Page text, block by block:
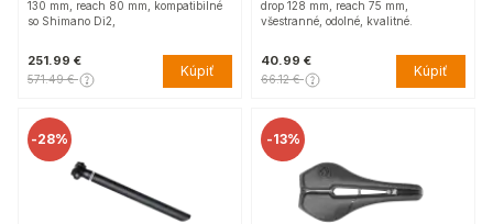
130 mm, reach 80 mm, kompatibilné
so Shimano Di2,
251.99 €
571.49 € Kúpiť
drop 128 mm, reach 75 mm,
všestranné, odolné, kvalitné.
40.99 €
66.12 € Kúpiť
-28% -13%